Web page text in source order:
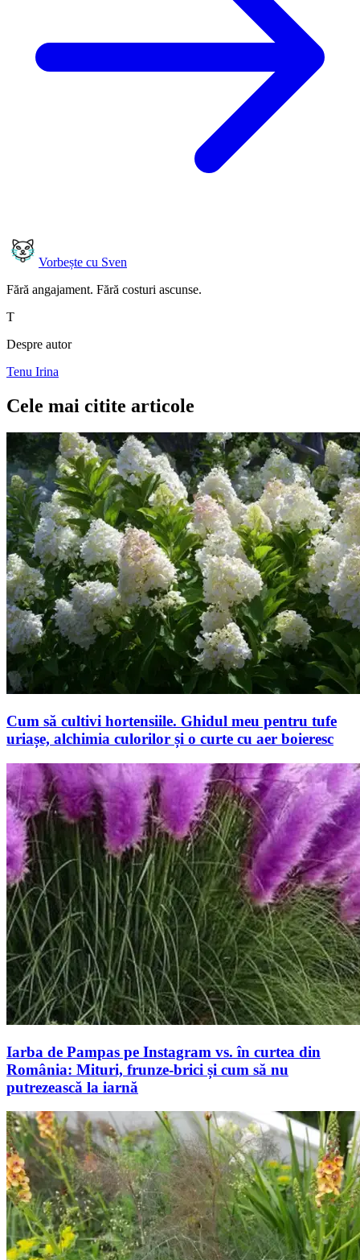
Vorbește cu Sven
Fără angajament. Fără costuri ascunse.
T
Despre autor
Tenu Irina
Cele mai citite articole
Cum să cultivi hortensiile. Ghidul meu pentru tufe
uriașe, alchimia culorilor și o curte cu aer boieresc
Iarba de Pampas pe Instagram vs. în curtea din
România: Mituri, frunze-brici și cum să nu
putrezească la iarnă